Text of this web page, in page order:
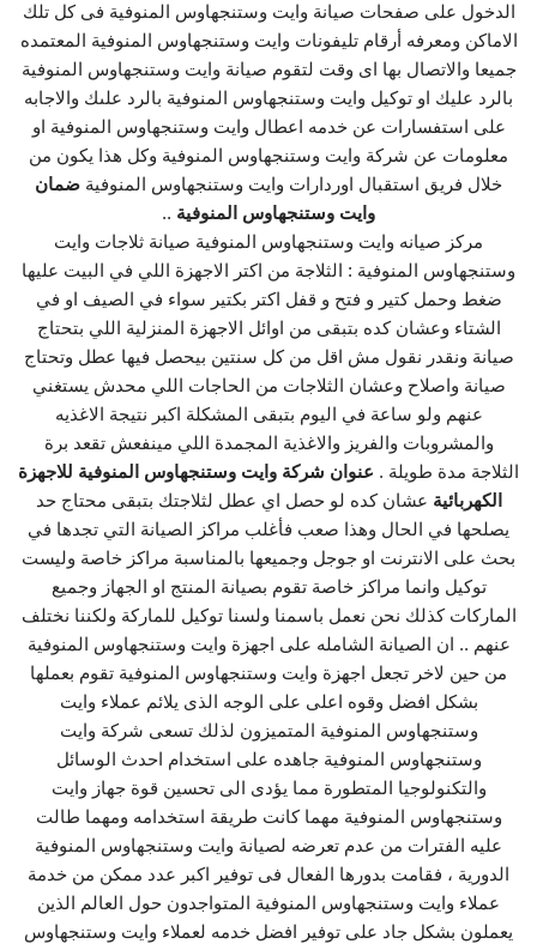
الدخول على صفحات صيانة وايت وستنجهاوس المنوفية فى كل تلك
الاماكن ومعرفه أرقام تليفونات وايت وستنجهاوس المنوفية المعتمده
جميعا والاتصال بها اى وقت لتقوم صيانة وايت وستنجهاوس المنوفية
بالرد عليك او توكيل وايت وستنجهاوس المنوفية بالرد علىك والاجابه
على استفسارات عن خدمه اعطال وايت وستنجهاوس المنوفية او
معلومات عن شركة وايت وستنجهاوس المنوفية وكل هذا يكون من
خلال فريق استقبال اوردارات وايت وستنجهاوس المنوفية ضمان
وايت وستنجهاوس المنوفية ..
مركز صيانه وايت وستنجهاوس المنوفية صيانة ثلاجات وايت
وستنجهاوس المنوفية : الثلاجة من اكتر الاجهزة اللي في البيت عليها
ضغط وحمل كتير و فتح و قفل اكتر بكتير سواء في الصيف او في
الشتاء وعشان كده بتبقى من اوائل الاجهزة المنزلية اللي بتحتاج
صيانة ونقدر نقول مش اقل من كل سنتين بيحصل فيها عطل وتحتاج
صيانة واصلاح وعشان الثلاجات من الحاجات اللي محدش يستغني
عنهم ولو ساعة في اليوم بتبقى المشكلة اكبر نتيجة الاغذيه
والمشروبات والفريز والاغذية المجمدة اللي مينفعش تقعد برة
الثلاجة مدة طويلة . عنوان شركة وايت وستنجهاوس المنوفية للاجهزة
الكهربائية عشان كده لو حصل اي عطل لثلاجتك بتبقى محتاج حد
يصلحها في الحال وهذا صعب فأغلب مراكز الصيانة التي تجدها في
بحث على الانترنت او جوجل وجميعها بالمناسبة مراكز خاصة وليست
توكيل وانما مراكز خاصة تقوم بصيانة المنتج او الجهاز وجميع
الماركات كذلك نحن نعمل باسمنا ولسنا توكيل للماركة ولكننا نختلف
عنهم .. ان الصيانة الشامله على اجهزة وايت وستنجهاوس المنوفية
من حين لاخر تجعل اجهزة وايت وستنجهاوس المنوفية تقوم بعملها
بشكل افضل وقوه اعلى على الوجه الذى يلائم عملاء وايت
وستنجهاوس المنوفية المتميزون لذلك تسعى شركة وايت
وستنجهاوس المنوفية جاهده على استخدام احدث الوسائل
والتكنولوجيا المتطورة مما يؤدى الى تحسين قوة جهاز وايت
وستنجهاوس المنوفية مهما كانت طريقة استخدامه ومهما طالت
عليه الفترات من عدم تعرضه لصيانة وايت وستنجهاوس المنوفية
الدورية ، فقامت بدورها الفعال فى توفير اكبر عدد ممكن من خدمة
عملاء وايت وستنجهاوس المنوفية المتواجدون حول العالم الذين
يعملون بشكل جاد على توفير افضل خدمه لعملاء وايت وستنجهاوس